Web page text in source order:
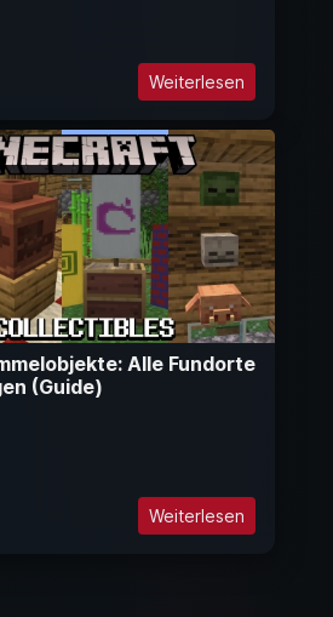
Weiterlesen
Alle Fundorte
(Guide)
Weiterlesen